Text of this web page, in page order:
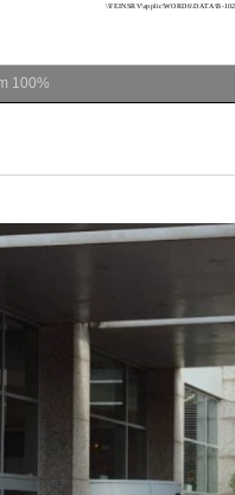
100%